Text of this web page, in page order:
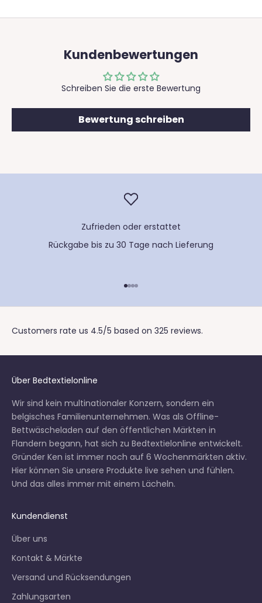
Kundenbewertungen
Schreiben Sie die erste Bewertung
Bewertung schreiben
Zufrieden oder erstattet
Rückgabe bis zu 30 Tage nach Lieferung
Gehe zu Element 1
Gehe zu Element 2
Gehe zu Element 3
Gehe zu Element 4
Customers rate us 4.5/5 based on 325 reviews.
Über Bedtextielonline
Wir sind kein multinationaler Konzern, sondern ein
belgisches Familienunternehmen. Was als Offline-
Bettwäscheladen auf den öffentlichen Märkten in
Flandern begann, hat sich zu Bedtextielonline entwickelt.
Gründer Ken ist immer noch auf 6 Wochenmärkten aktiv.
Hier können Sie unsere Produkte live sehen und fühlen.
Und das alles immer mit einem Lächeln.
Kundendienst
Über uns
Kontakt & Märkte
Versand und Rücksendungen
Zahlungsarten